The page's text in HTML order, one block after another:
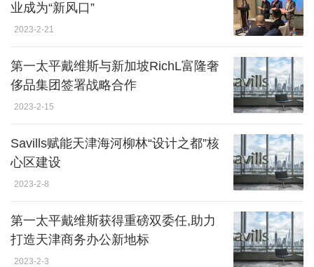
业成为“新风口”
2023-2-21
第一太平戴维斯与新加坡RichL富隆奢
侈品集团签署战略合作
2023-2-15
Savills赋能天津海河柳林“设计之都”核
心区建设
2023-2-8
第一太平戴维斯获得重磅双委任,助力
打造天津商务办公新地标
2023-2-3